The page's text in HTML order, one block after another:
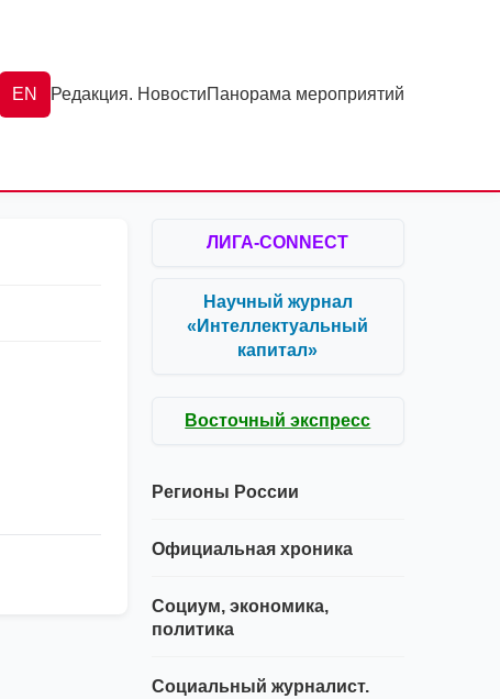
EN Редакция. НовостиПанорама мероприятий
ЛИГА-CONNECT
Научный журнал
«Интеллектуальный
капитал»
Восточный экспресс
Регионы России
Официальная хроника
Социум, экономика,
политика
Социальный журналист.